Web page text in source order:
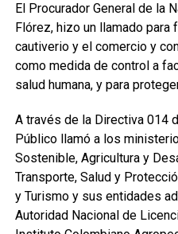
El Procurador General de la
Flórez, hizo un llamado para
cautiverio y el comercio y
como medida de control a
salud humana, y para
A través de la Directiva 014
Público llamó a los
Sostenible, Agricultura y
Transporte, Salud y
y Turismo y sus entidades
Autoridad Nacional de